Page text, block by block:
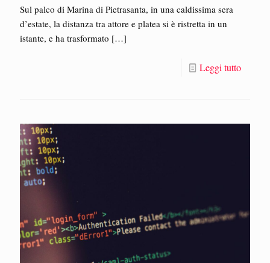
Sul palco di Marina di Pietrasanta, in una caldissima sera
d’estate, la distanza tra attore e platea si è ristretta in un
istante, e ha trasformato […]
Leggi tutto